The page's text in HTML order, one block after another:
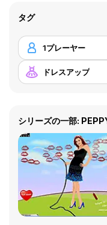
タグ
1プレーヤー
ドレスアップ
シリーズの一部: